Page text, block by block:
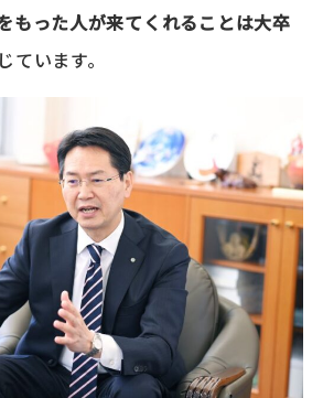
もった人が来てくれることは大卒
ています。